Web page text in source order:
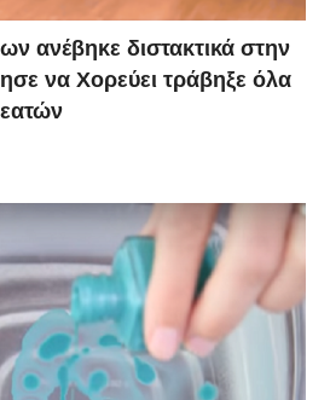
ανέβηκε διστακτικά στην
να Χορεύει τράβηξε όλα